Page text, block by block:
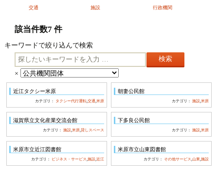
交通 施設 行政機関
該当件数7 件
キーワードで絞り込んで検索
キ
ー
ド
検
索:
×
近江タクシー米原
カテゴリ： タクシー代行運転 ,交通 ,米原
朝妻公民館
カテゴリ：施設 ,米原
滋賀県立文化産業交流会館
カテゴリ：施設,米原,貸しスペース
下多良公民館
カテゴリ：施設,米原
米原市立近江図書館
カテゴリ： ビジネス・サービス,施設,近江
米原市立山東図書館
カテゴリ：その他サービス,山東,施設